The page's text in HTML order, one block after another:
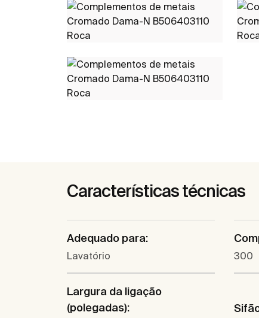
Características técnicas
Adequado para:
Lavatório 300
Largura da ligação
(polegadas):